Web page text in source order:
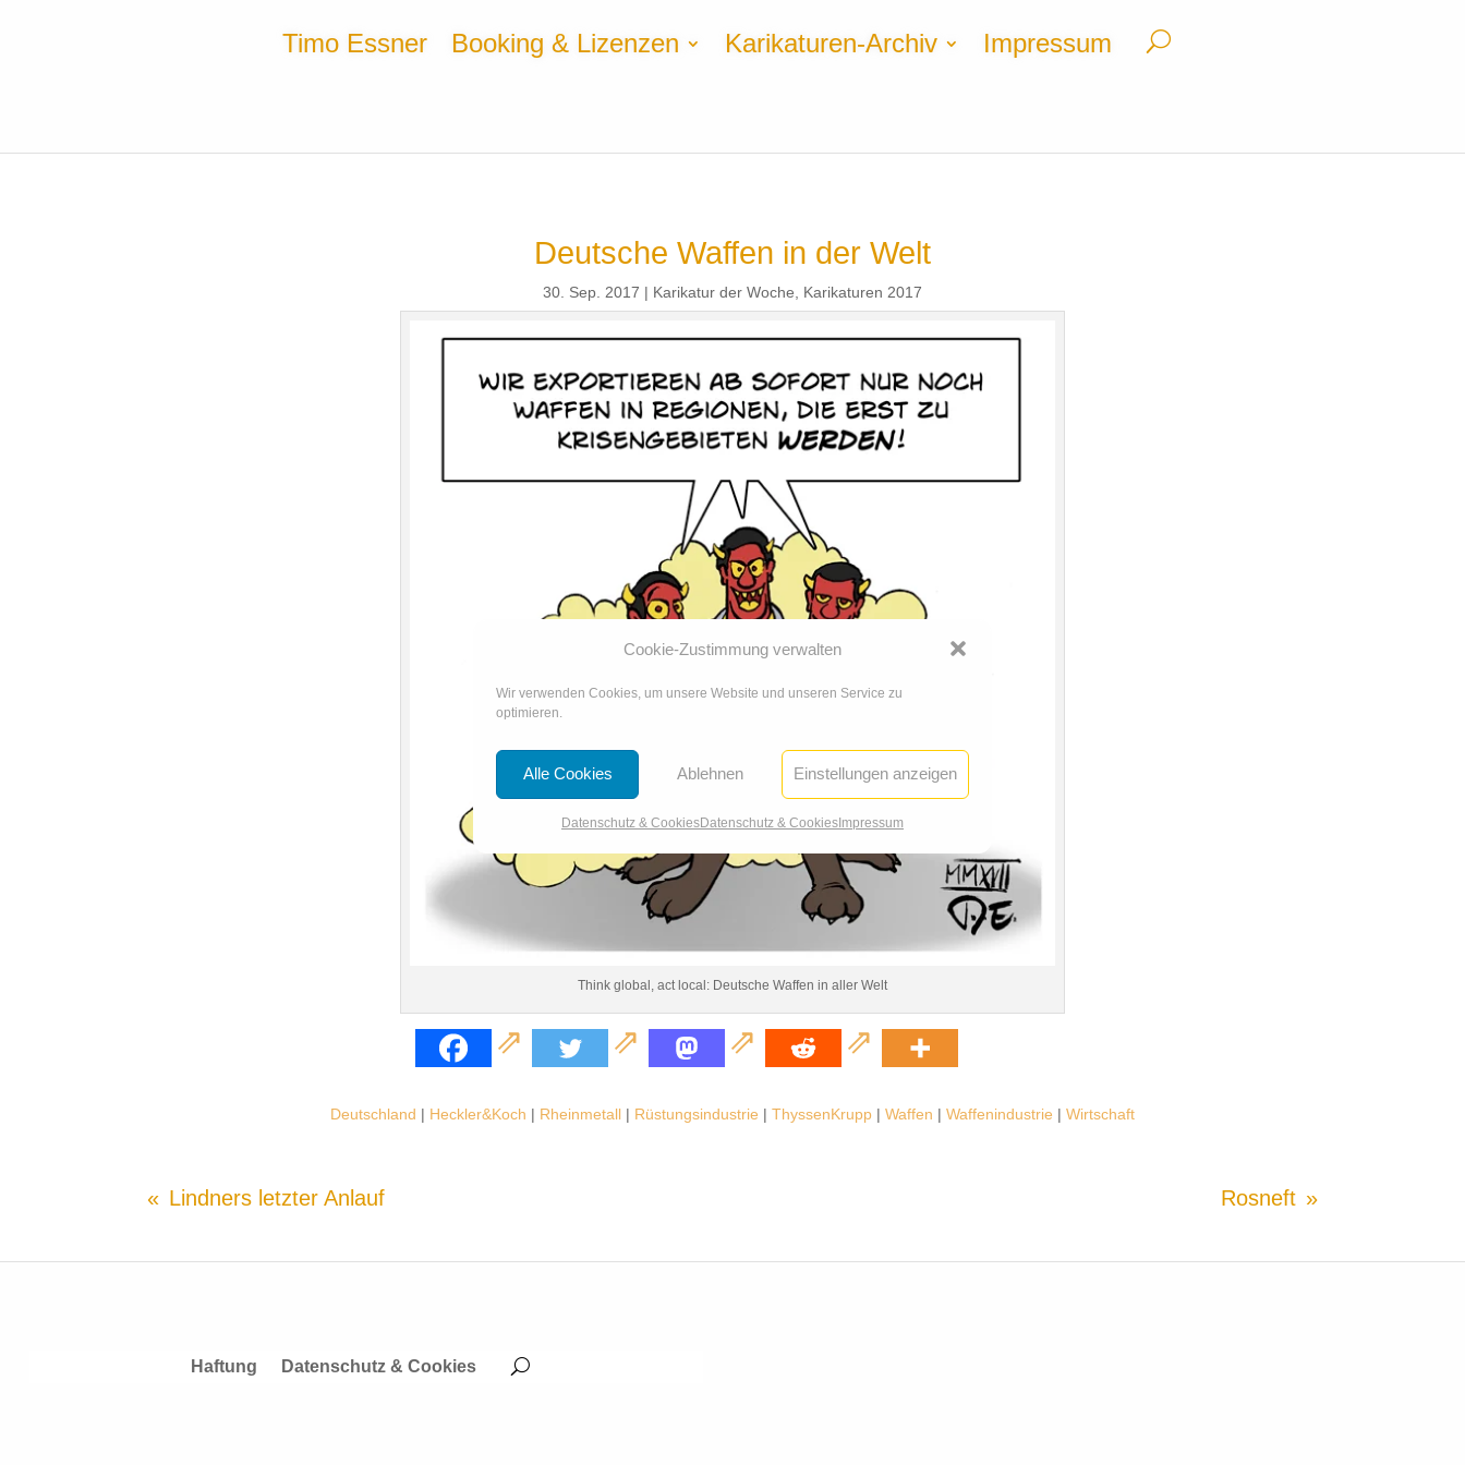
Cookie-Zustimmung verwalten
Wir verwenden Cookies, um unsere Website und unseren Service zu
optimieren.
Alle Cookies Ablehnen Einstellungen anzeigen
Datenschutz & CookiesDatenschutz & CookiesImpressum
Timo Essner Booking & Lizenzen Karikaturen-Archiv Impressum
Deutsche Waffen in der Welt
30. Sep. 2017 Karikatur der Woche, Karikaturen 2017
Think global, act local: Deutsche Waffen in aller Welt
Deutschland | Heckler&Koch | Rheinmetall | Rüstungsindustrie | ThyssenKrupp | Waffen | Waffenindustrie | Wirtschaft
Lindners letzter Anlauf Rosneft
Haftung Datenschutz & Cookies